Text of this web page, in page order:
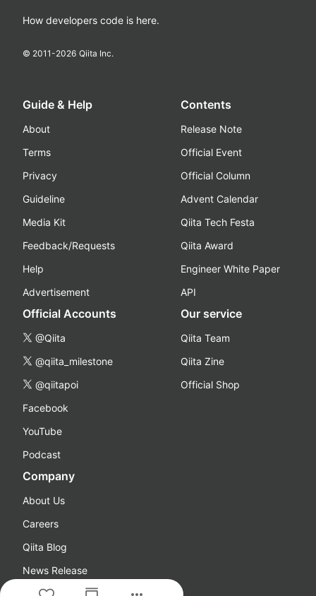
How developers code is here.
© 2011-2026 Qiita Inc.
Guide & Help
About
Terms
Privacy
Guideline
Media Kit
Feedback/Requests
Help
Advertisement
Contents
Release Note
Official Event
Official Column
Advent Calendar
Qiita Tech Festa
Qiita Award
Engineer White Paper
API
Official Accounts
@Qiita
@qiita_milestone
@qiitapoi
Facebook
YouTube
Podcast
Our service
Qiita Team
Qiita Zine
Official Shop
Company
About Us
Careers
Qiita Blog
News Release